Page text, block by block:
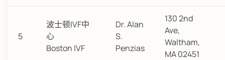
5
波士顿IVF中
心
Boston IVF
Dr. Alan
S.
Penzias
130 2nd
Ave,
Waltham,
MA 02451